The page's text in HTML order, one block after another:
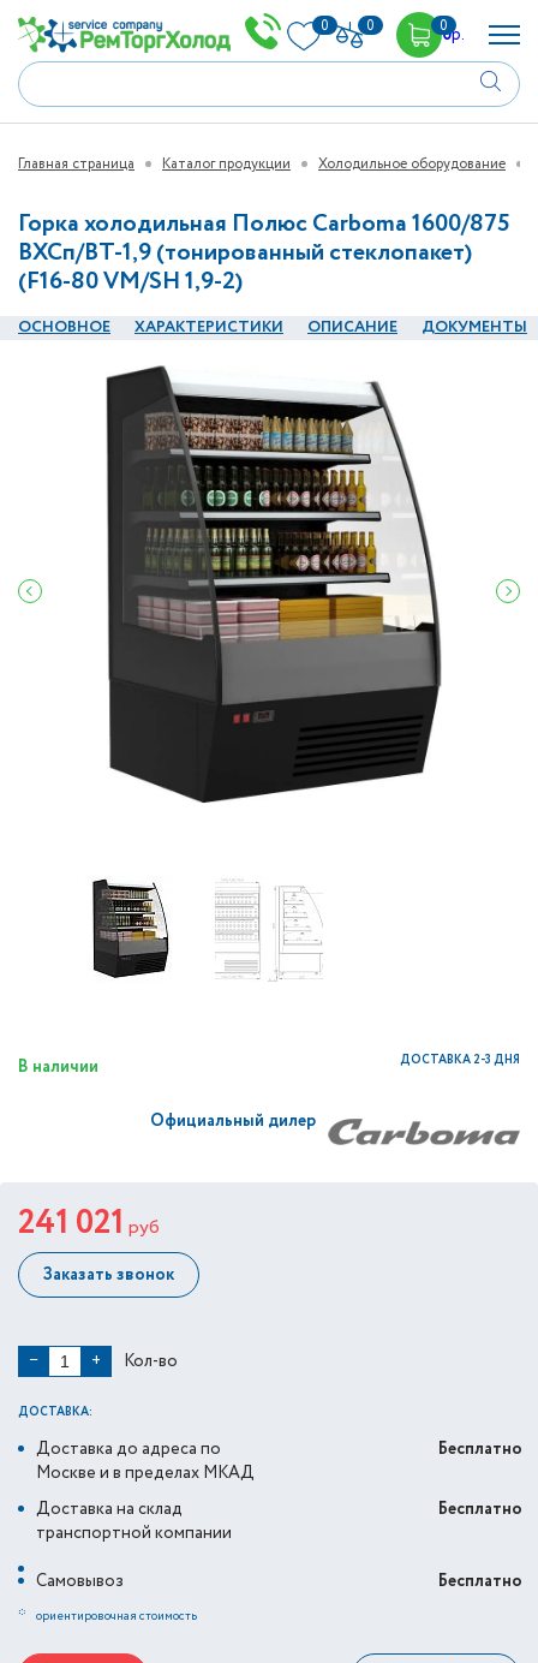
0 0 00р.
Главная страница Каталог продукции Холодильное оборудование
Горка холодильная Полюс Carboma 1600/875
ВХСп/ВТ-1,9 (тонированный cтеклопакет)
(F16-80 VM/SH 1,9-2)
ОСНОВНОЕ ХАРАКТЕРИСТИКИ ОПИСАНИЕ ДОКУМЕНТЫ
В наличии ДОСТАВКА 2-3 ДНЯ
Официальный дилер
241 021 руб
Заказать звонок
− + Кол-во
ДОСТАВКА:
Доставка до адреса по
Москве и в пределах МКАД
Бесплатно
Доставка на склад
транспортной компании
Бесплатно
Самовывоз
Бесплатно
* ориентировочная стоимость